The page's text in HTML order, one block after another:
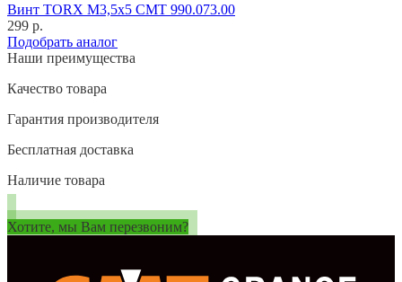
Винт TORX M3,5x5 CMT 990.073.00
299 р.
Подобрать аналог
Наши преимущества
Качество товара
Гарантия производителя
Бесплатная доставка
Наличие товара
Хотите, мы Вам перезвоним?